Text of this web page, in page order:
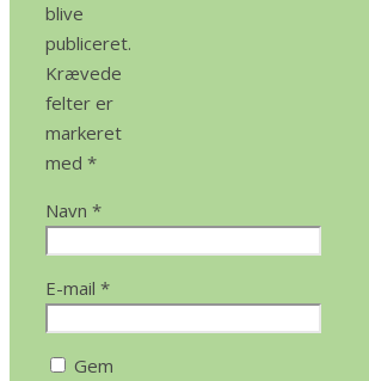
blive
publiceret.
Krævede
felter er
markeret
med *
Navn *
E-mail *
Gem